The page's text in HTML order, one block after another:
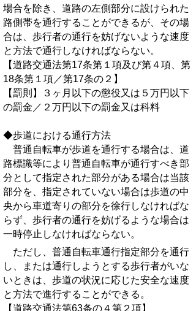
場合を除き、道路の左側部分に設けられた
路側帯を通行することができるが、その場
合は、歩行者の通行を妨げないような速度
と方法で通行しなければならない。
【道路交通法第17条第１項及び第４項、第
18条第１項／第17条の２】
【罰則】３ヶ月以下の懲役又は５万円以下
の罰金／２万円以下の罰金又は科料
◆歩道における通行方法
普通自転車が歩道を通行する場合は、道
路標識等により普通自転車が通行すべき部
分として指定された部分がある場合は当該
部分を、指定されていない場合は歩道の中
央から車道寄りの部分を徐行しなければな
らず、歩行者の通行を妨げるような場合は
一時停止しなければならない。
ただし、普通自転車通行指定部分を通行
し、または通行しようとする歩行者がいな
いときは、歩道の状況に応じた安全な速度
と方法で進行することができる。
【道路交通法第63条の４第２項】